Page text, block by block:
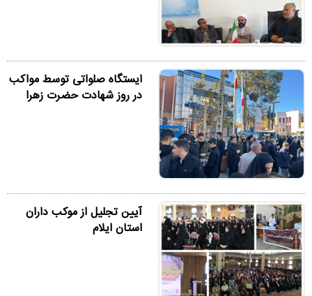
ایستگاه صلواتی توسط مواکب
در روز شهادت حضرت زهرا
آیین تجلیل از موکب داران
استان ایلام